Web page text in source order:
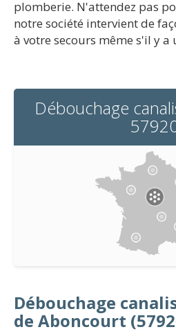
plomberie. N'attendez pas
notre société intervient de
à votre secours même s'il y a
Débouchage
Débouchage
de Aboncourt